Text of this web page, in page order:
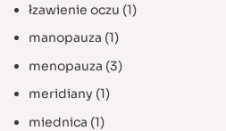
łzawienie oczu (1)
manopauza (1)
menopauza (3)
meridiany (1)
miednica (1)